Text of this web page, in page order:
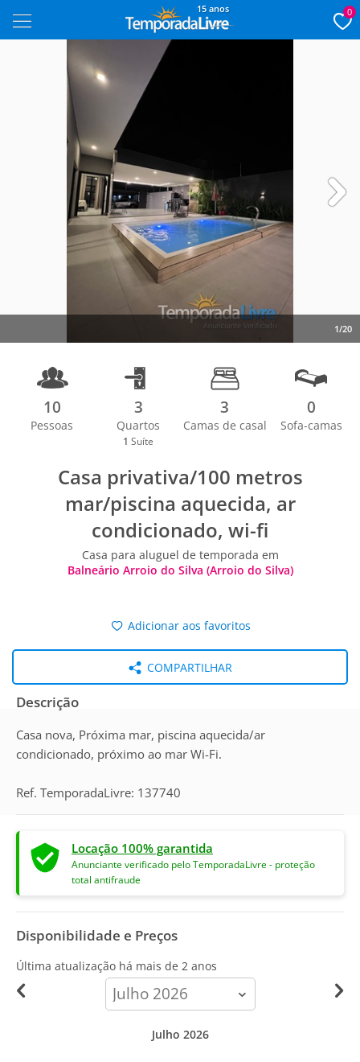
15 anos 0
1/20
10
Pessoas
3
Quartos
1 Suíte
3
Camas de casal
0
Sofa-camas
Casa privativa/100 metros
mar/piscina aquecida, ar
condicionado, wi-fi
Casa para aluguel de temporada em
Balneário Arroio do Silva (Arroio do Silva)
Adicionar aos favoritos
COMPARTILHAR
Descrição
Casa nova, Próxima mar, piscina aquecida/ar
condicionado, próximo ao mar Wi-Fi.
Ref. TemporadaLivre: 137740
Locação 100% garantida
Anunciante verificado pelo TemporadaLivre - proteção
total antifraude
Disponibilidade e Preços
Última atualização há mais de 2 anos
calendar-
month
Julho 2026